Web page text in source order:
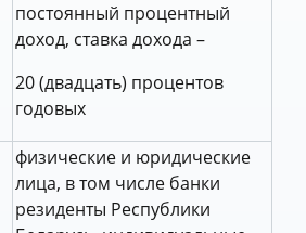
постоянный процентный
доход, ставка дохода –
20 (двадцать) процентов
годовых
физические и юридические
лица, в том числе банки
резиденты Республики